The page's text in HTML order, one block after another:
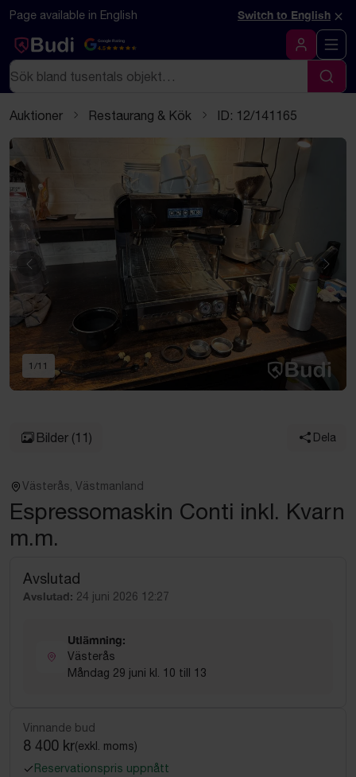
Hoppa till innehåll
Textbaserad (markdown) version av denna sida
Page available in English Switch to English ×
Google Rating
4.5
Logga in
Sök
Sök
Auktioner Restaurang & Kök ID: 12/141165
Föregående
1 /11
Bilder (11) Dela
Västerås, Västmanland
Espressomaskin Conti inkl. Kvarn
m.m.
Avslutad
Avslutad: 24 juni 2026 12:27
Utlämning:
Västerås
Måndag 29 juni kl. 10 till 13
Vinnande bud
8 400 kr(exkl. moms)
Reservationspris uppnått